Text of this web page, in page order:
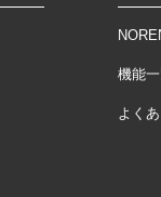
機能
よく